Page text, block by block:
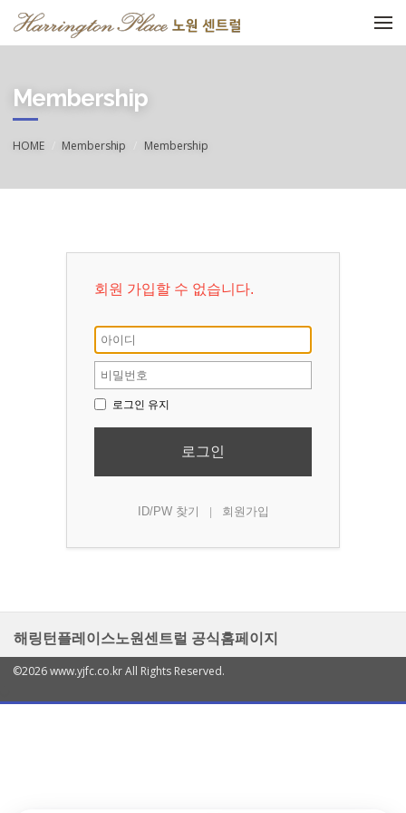
Membership
HOME Membership Membership
회원 가입할 수 없습니다.
로그인 유지
로그인
ID/PW 찾기 회원가입
해링턴플레이스노원센트럴 공식홈페이지
©2026 www.yjfc.co.kr All Rights Reserved.